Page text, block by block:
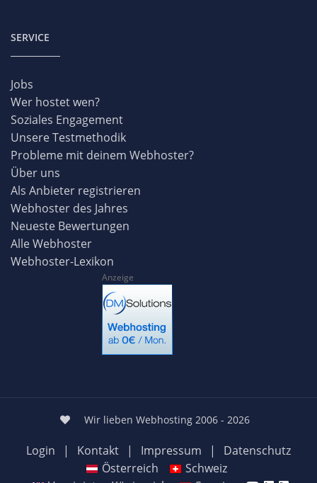
SERVICE
Jobs
Wer hostet wen?
Soziales Engagement
Unsere Testmethodik
Probleme mit deinem Webhoster?
Über uns
Als Anbieter registrieren
Webhoster des Jahres
Neueste Bewertungen
Alle Webhoster
Webhoster-Lexikon
Anzeige
Wir lieben Webhosting 2006 - 2026
Login | Kontakt | Impressum |
Datenschutz
Österreich
Schweiz